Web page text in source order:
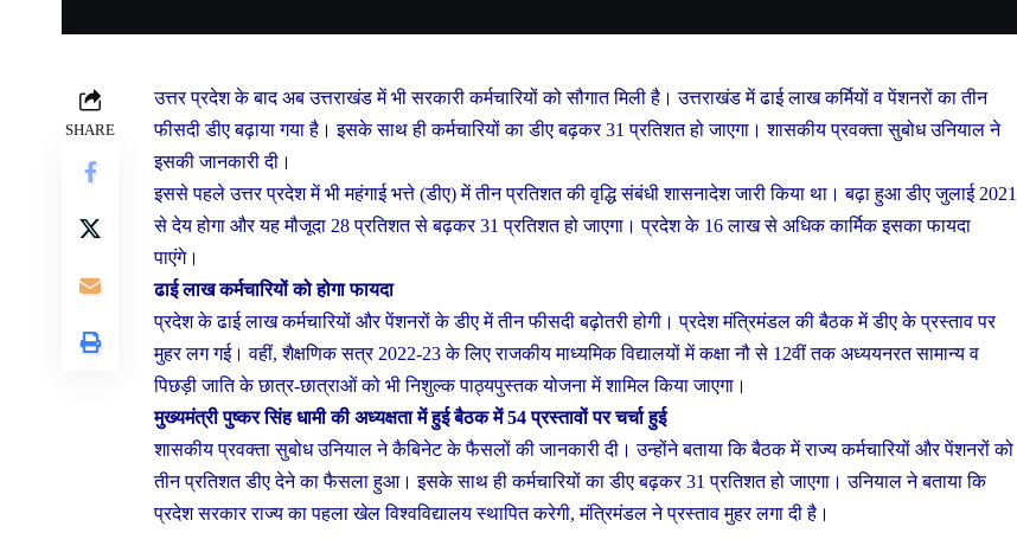
SHARE
उत्तर प्रदेश के बाद अब उत्तराखंड में भी सरकारी कर्मचारियों को सौगात मिली है। उत्तराखंड में ढाई लाख कर्मियों व पेंशनरों का तीन
फीसदी डीए बढ़ाया गया है। इसके साथ ही कर्मचारियों का डीए बढ़कर 31 प्रतिशत हो जाएगा। शासकीय प्रवक्ता सुबोध उनियाल ने
इसकी जानकारी दी।
इससे पहले उत्तर प्रदेश में भी महंगाई भत्ते (डीए) में तीन प्रतिशत की वृद्धि संबंधी शासनादेश जारी किया था। बढ़ा हुआ डीए जुलाई 2021
से देय होगा और यह मौजूदा 28 प्रतिशत से बढ़कर 31 प्रतिशत हो जाएगा। प्रदेश के 16 लाख से अधिक कार्मिक इसका फायदा
पाएंगे।
ढाई लाख कर्मचारियों को होगा फायदा
प्रदेश के ढाई लाख कर्मचारियों और पेंशनरों के डीए में तीन फीसदी बढ़ोतरी होगी। प्रदेश मंत्रिमंडल की बैठक में डीए के प्रस्ताव पर
मुहर लग गई। वहीं, शैक्षणिक सत्र 2022-23 के लिए राजकीय माध्यमिक विद्यालयों में कक्षा नौ से 12वीं तक अध्ययनरत सामान्य व
पिछड़ी जाति के छात्र-छात्राओं को भी निशुल्क पाठ्यपुस्तक योजना में शामिल किया जाएगा।
मुख्यमंत्री पुष्कर सिंह धामी की अध्यक्षता में हुई बैठक में 54 प्रस्तावों पर चर्चा हुई
शासकीय प्रवक्ता सुबोध उनियाल ने कैबिनेट के फैसलों की जानकारी दी। उन्होंने बताया कि बैठक में राज्य कर्मचारियों और पेंशनरों को
तीन प्रतिशत डीए देने का फैसला हुआ। इसके साथ ही कर्मचारियों का डीए बढ़कर 31 प्रतिशत हो जाएगा। उनियाल ने बताया कि
प्रदेश सरकार राज्य का पहला खेल विश्वविद्यालय स्थापित करेगी, मंत्रिमंडल ने प्रस्ताव मुहर लगा दी है।